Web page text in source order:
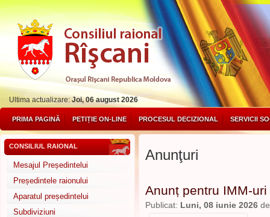
Ultima actualizare:Joi, 06 august 2026
PRIMA PAGINĂ PETIȚIE ON-LINE PROCESUL DECIZIONAL SERVICII
CONSILIUL RAIONAL
Mesajul Președintelui
Președintele raionului
Aparatul președintelui
Subdiviziuni
Anunţuri
Anunț pentru IMM-uri
Publicat: Luni, 08 iunie 2026